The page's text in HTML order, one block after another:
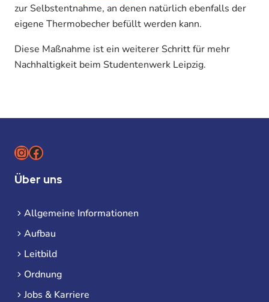
zur Selbstentnahme, an denen natürlich ebenfalls der
eigene Thermobecher befüllt werden kann.
Diese Maßnahme ist ein weiterer Schritt für mehr
Nachhaltigkeit beim Studentenwerk Leipzig.
Instagram
Facebook
Über uns
Allgemeine Informationen
Aufbau
Leitbild
Ordnung
Jobs & Karriere